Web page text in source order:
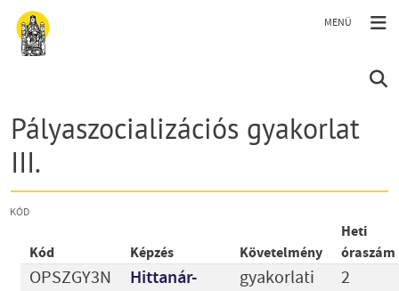
Ugrás a tartalomra
Pályaszocializációs gyakorlat
III.
KÓD
Kód Képzés Követelmény
Heti
óraszám
OPSZGY3N
Hittanár-
gyakorlati
2